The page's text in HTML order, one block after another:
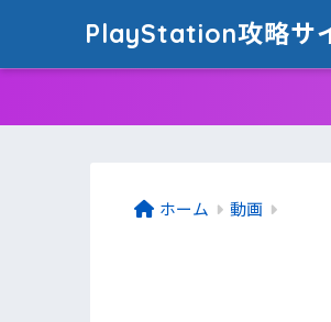
PlayStation攻略サ
ホーム 動画